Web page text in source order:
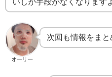
オーリー
次回も情報をまと